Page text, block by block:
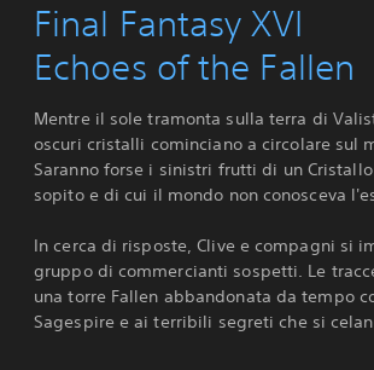
Final Fantasy XVI
Echoes of the Fallen
Mentre il sole tramonta sulla terra di
oscuri cristalli cominciano a circolare sul
Saranno forse i sinistri frutti di un
sopito e di cui il mondo non conosceva
In cerca di risposte, Clive e compagni si
gruppo di commercianti sospetti. Le
una torre Fallen abbandonata da tempo
Sagespire e ai terribili segreti che si